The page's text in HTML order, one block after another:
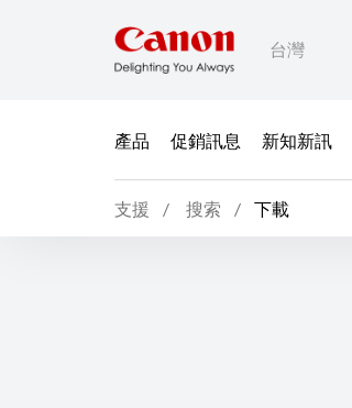
台灣
產品 促銷訊息 新知新訊
支援 搜索 下載